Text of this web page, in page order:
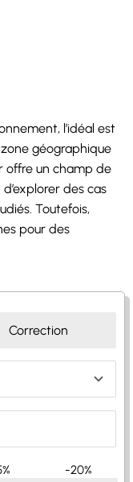
l’idéal est
géographique
offre un champ de
des cas
Toutefois,
pour des
Correction
-20%